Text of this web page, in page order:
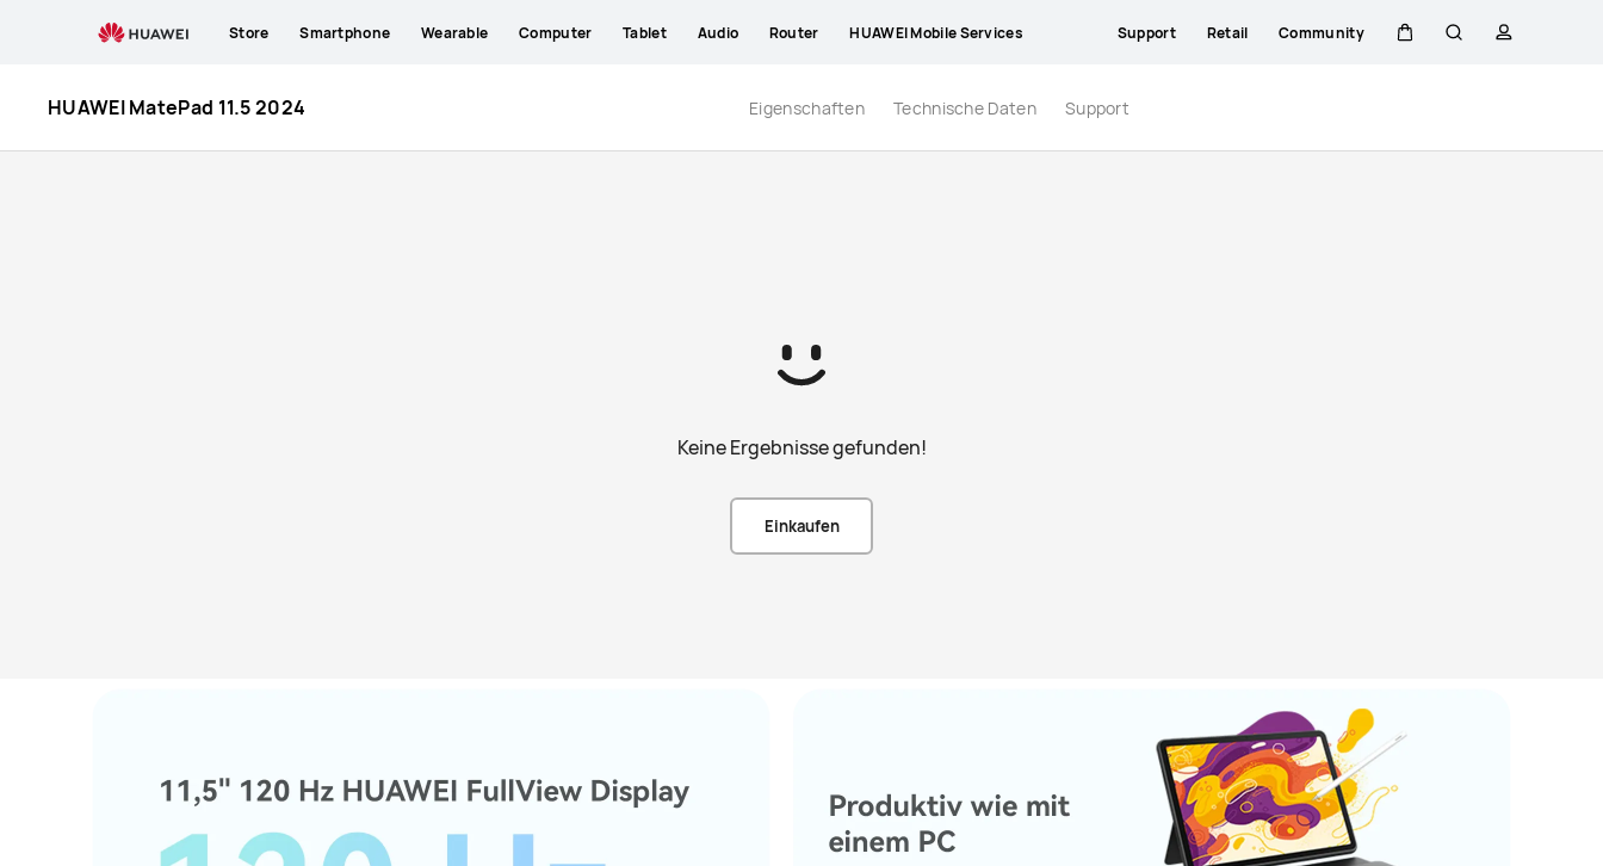
HUAWEI
MatePad
11,5&quot;
Store Smartphone Wearable Computer Tablet Audio Router HUAWEI Mobile Services Support Retail Community
HUAWEI MatePad 11.5 2024
Eigenschaften Technische Daten Support
Keine Ergebnisse gefunden!
Einkaufen